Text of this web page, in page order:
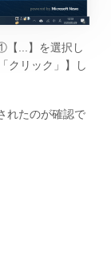
【...】を選択し
クリック」】し
れたのが確認で